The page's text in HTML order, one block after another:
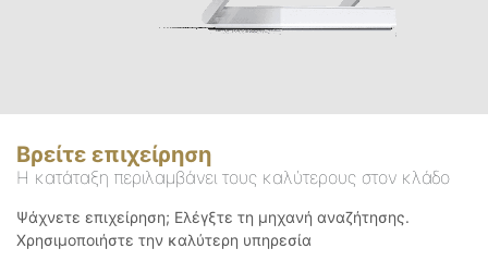
Βρείτε επιχείρηση
Η κατάταξη περιλαμβάνει τους καλύτερους στον κλάδο
Ψάχνετε επιχείρηση; Ελέγξτε τη μηχανή αναζήτησης.
Χρησιμοποιήστε την καλύτερη υπηρεσία